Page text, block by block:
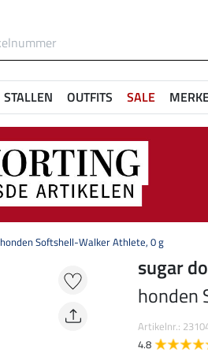
STALLEN OUTFITS SALE
honden Softshell-Walker Athlete, 0 g
sugar
honden
Artikelnr.:
4.8